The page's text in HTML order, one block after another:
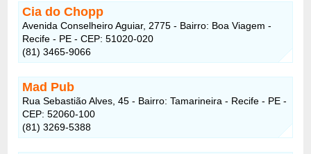
Cia do Chopp
Avenida Conselheiro Aguiar, 2775 - Bairro: Boa Viagem -
Recife - PE - CEP: 51020-020
(81) 3465-9066
Mad Pub
Rua Sebastião Alves, 45 - Bairro: Tamarineira - Recife - PE -
CEP: 52060-100
(81) 3269-5388